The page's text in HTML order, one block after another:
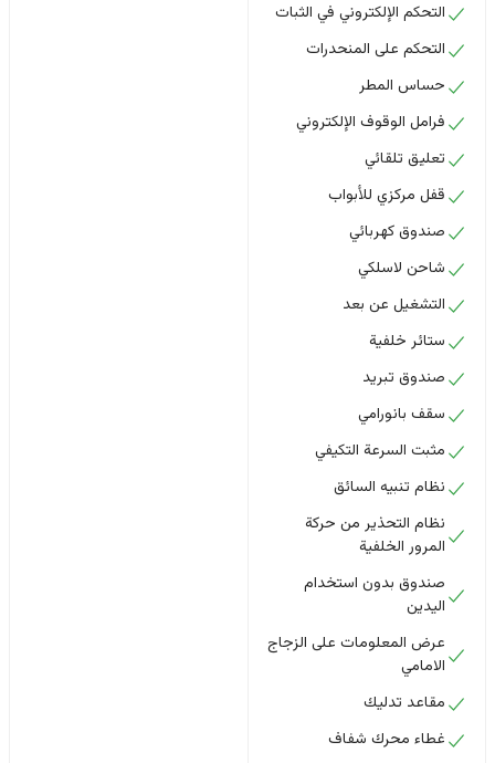
التحكم الإلكتروني في الثبات
التحكم على المنحدرات
حساس المطر
فرامل الوقوف الإلكتروني
تعليق تلقائي
قفل مركزي للأبواب
صندوق كهربائي
شاحن لاسلكي
التشغيل عن بعد
ستائر خلفية
صندوق تبريد
سقف بانورامي
مثبت السرعة التكيفي
نظام تنبيه السائق
نظام التحذير من حركة
المرور الخلفية
صندوق بدون استخدام
اليدين
عرض المعلومات على الزجاج
الامامي
مقاعد تدليك
غطاء محرك شفاف